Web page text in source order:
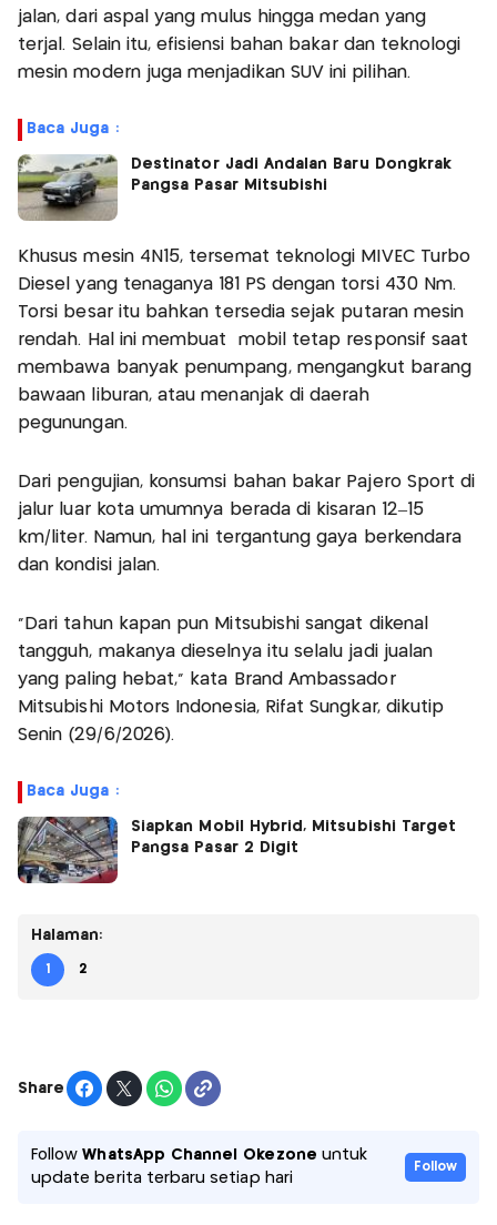
jalan, dari aspal yang mulus hingga medan yang
terjal. Selain itu, efisiensi bahan bakar dan teknologi
mesin modern juga menjadikan SUV ini pilihan.
Baca Juga :
Destinator Jadi Andalan Baru Dongkrak
Pangsa Pasar Mitsubishi
Khusus mesin 4N15, tersemat teknologi MIVEC Turbo
Diesel yang tenaganya 181 PS dengan torsi 430 Nm.
Torsi besar itu bahkan tersedia sejak putaran mesin
rendah. Hal ini membuat mobil tetap responsif saat
membawa banyak penumpang, mengangkut barang
bawaan liburan, atau menanjak di daerah
pegunungan.
Dari pengujian, konsumsi bahan bakar Pajero Sport di
jalur luar kota umumnya berada di kisaran 12–15
km/liter. Namun, hal ini tergantung gaya berkendara
dan kondisi jalan.
“Dari tahun kapan pun Mitsubishi sangat dikenal
tangguh, makanya dieselnya itu selalu jadi jualan
yang paling hebat," kata Brand Ambassador
Mitsubishi Motors Indonesia, Rifat Sungkar, dikutip
Senin (29/6/2026).
Baca Juga :
Siapkan Mobil Hybrid, Mitsubishi Target
Pangsa Pasar 2 Digit
Halaman:
1 2
Share
FollowWhatsApp Channel Okezone untuk
update berita terbaru setiap hari
Follow